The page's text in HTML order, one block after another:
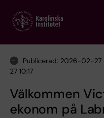
main
Publicerad: 2026-02-27
27 10:17
Välkommen
ekonom på